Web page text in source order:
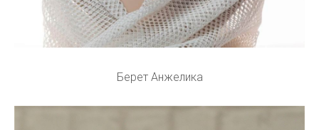
Берет Анжелика